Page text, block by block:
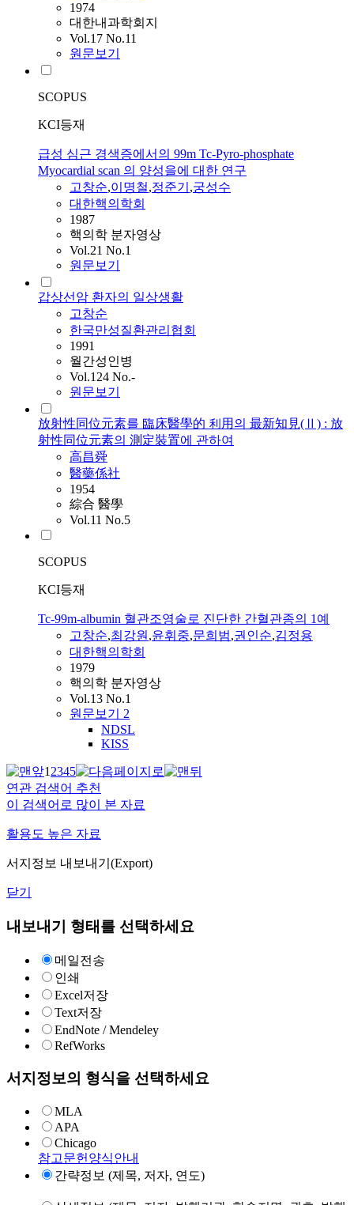
1974
대한내과학회지
Vol.17 No.11
원문보기
SCOPUS
KCI등재
급성 심근 경색증에서의 99m Tc-Pyro-phosphate
Myocardial scan 의 양성을에 대한 연구
고창순,이명철,정준기 ,궁성수
대한핵의학회
1987
핵의학 분자영상
Vol.21 No.1
원문보기
갑상선암 환자의 일상생활
고창순
한국만성질환관리협회
1991
월간성인병
Vol.124 No.-
원문보기
放射性同位元素를 臨床醫學的 利用의 最新知見(Ⅱ) : 放
射性同位元素의 測定裝置에 관하여
高昌舜
醫藥係社
1954
綜合 醫學
Vol.11 No.5
SCOPUS
KCI등재
Tc-99m-albumin 혈관조영술로 진단한 간혈관종의 1예
고창순,최강원,윤휘중,문희범,권인순,김정용
대한핵의학회
1979
핵의학 분자영상
Vol.13 No.1
원문보기 2
NDSL
KISS
12345
연관 검색어 추천
이 검색어로 많이 본 자료
활용도 높은 자료
서지정보 내보내기(Export)
닫기
내보내기 형태를 선택하세요
메일전송
인쇄
Excel저장
Text저장
EndNote / Mendeley
RefWorks
서지정보의 형식을 선택하세요
MLA
APA
Chicago
참고문헌양식안내
간략정보 (제목, 저자, 연도)